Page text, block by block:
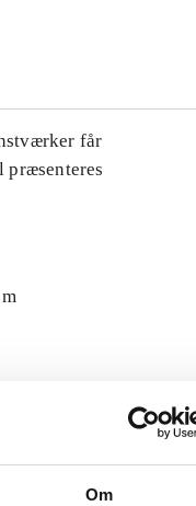
Om
får
præsenteres